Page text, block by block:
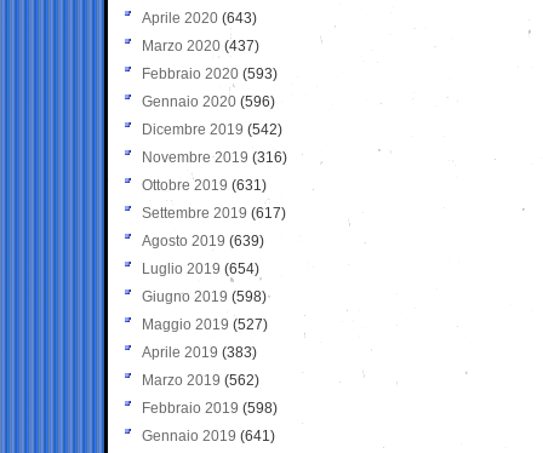
Aprile 2020 (643)
Marzo 2020 (437)
Febbraio 2020 (593)
Gennaio 2020 (596)
Dicembre 2019 (542)
Novembre 2019 (316)
Ottobre 2019 (631)
Settembre 2019 (617)
Agosto 2019 (639)
Luglio 2019 (654)
Giugno 2019 (598)
Maggio 2019 (527)
Aprile 2019 (383)
Marzo 2019 (562)
Febbraio 2019 (598)
Gennaio 2019 (641)